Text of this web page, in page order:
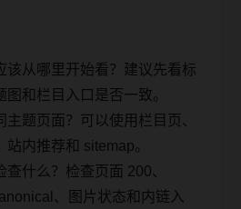
该从哪里开始看？建议先看标
图和栏目入口是否一致。
主题页面？可以使用栏目页、
站内推荐和 sitemap。
查什么？检查页面 200、
、图片状态和内链入